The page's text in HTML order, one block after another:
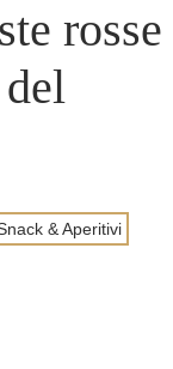
rosse
& Aperitivi